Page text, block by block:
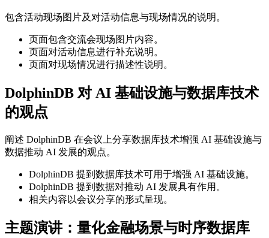
包含活动现场图片及对活动信息与现场情况的说明。
页面包含交流会现场图片内容。
页面对活动信息进行补充说明。
页面对现场情况进行描述性说明。
DolphinDB 对 AI 基础设施与数据库技术
的观点
阐述 DolphinDB 在会议上分享数据库技术增强 AI 基础设施与
数据推动 AI 发展的观点。
DolphinDB 提到数据库技术可用于增强 AI 基础设施。
DolphinDB 提到数据对推动 AI 发展具有作用。
相关内容以会议分享的形式呈现。
主题演讲：量化金融场景与时序数据库